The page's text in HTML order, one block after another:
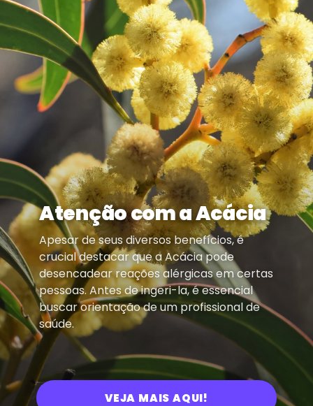
Atenção com a Acácia
Apesar de seus diversos benefícios, é
crucial destacar que a Acácia pode
desencadear reações alérgicas em certas
pessoas. Antes de ingeri-la, é essencial
buscar orientação de um profissional de
saúde.
VEJA MAIS AQUI!